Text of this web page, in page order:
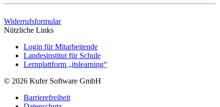
Widerrufsformular
Nützliche Links
Login für Mitarbeitende
Landesinstitut für Schule
Lernplattform „itslearning“
© 2026 Kufer Software GmbH
Barrierefreiheit